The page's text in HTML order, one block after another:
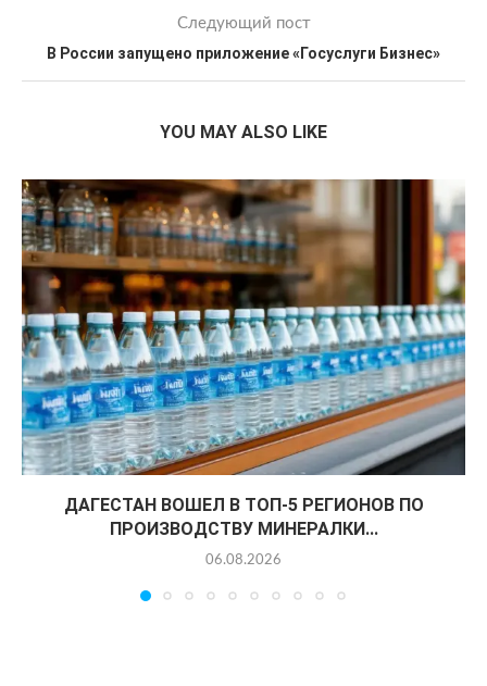
Следующий пост
В России запущено приложение «Госуслуги Бизнес»
YOU MAY ALSO LIKE
ДАГЕСТАН ВОШЕЛ В ТОП-5 РЕГИОНОВ ПО
ПРОИЗВОДСТВУ МИНЕРАЛКИ...
06.08.2026